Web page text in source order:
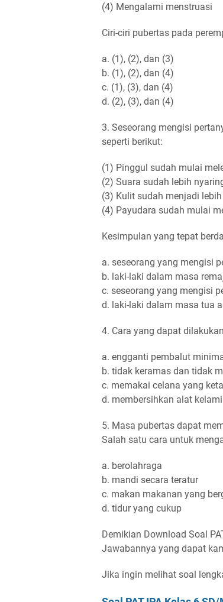
(4) Mengalami menstruasi
Ciri-ciri pubertas pada
a. (1), (2), dan (3)
b. (1), (2), dan (4)
c. (1), (3), dan (4)
d. (2), (3), dan (4)
3. Seseorang mengisi
seperti berikut:
(1) Pinggul sudah mulai
(2) Suara sudah lebih
(3) Kulit sudah menjadi
(4) Payudara sudah mulai
Kesimpulan yang tepat
a. seseorang yang mengisi
b. laki-laki dalam masa
c. seseorang yang mengisi
d. laki-laki dalam masa tua
4. Cara yang dapat
a. engganti pembalut
b. tidak keramas dan tidak
c. memakai celana yang
d. membersihkan alat
5. Masa pubertas dapat
Salah satu cara untuk
a. berolahraga
b. mandi secara teratur
c. makan makanan yang
d. tidur yang cukup
Demikian Download Soal
Jawabannya yang dapat
Jika ingin melihat soal